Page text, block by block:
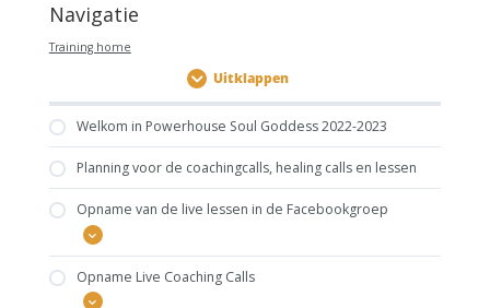
Navigatie
Training home
Uitklappen
Welkom in Powerhouse Soul Goddess 2022-2023
Planning voor de coachingcalls, healing calls en lessen
Opname van de live lessen in de Facebookgroep
Kick-off Call
Opname Live Coaching Calls